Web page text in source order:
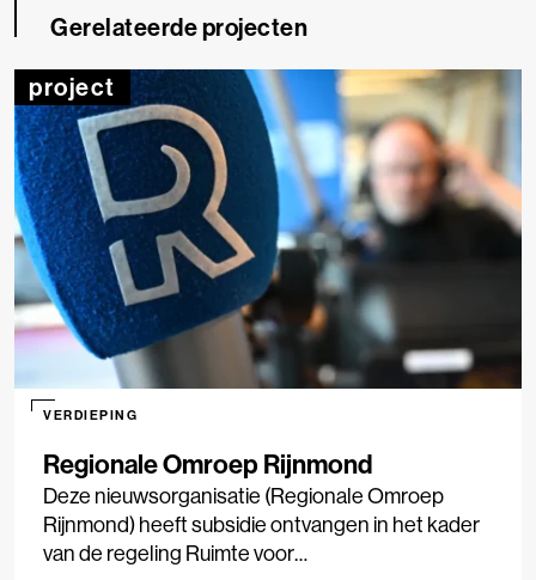
Gerelateerde projecten
project
Regionale Omroep Rijnmond
VERDIEPING
Deze nieuwsorganisatie (Regionale Omroep
Rijnmond) heeft subsidie ontvangen in het kader
van de regeling Ruimte voor